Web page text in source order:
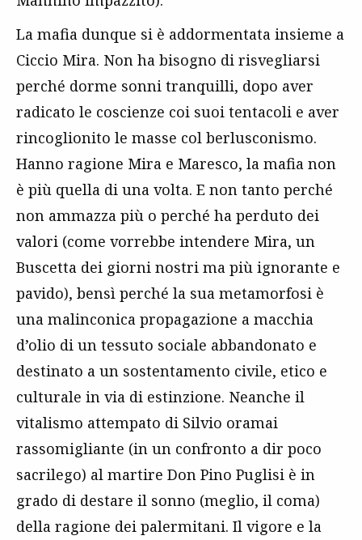
La mafia dunque si è addormentata insieme a
Ciccio Mira. Non ha bisogno di risvegliarsi
perché dorme sonni tranquilli, dopo aver
radicato le coscienze coi suoi tentacoli e aver
rincoglionito le masse col berlusconismo.
Hanno ragione Mira e Maresco, la mafia non
è più quella di una volta. E non tanto perché
non ammazza più o perché ha perduto dei
valori (come vorrebbe intendere Mira, un
Buscetta dei giorni nostri ma più ignorante e
pavido), bensì perché la sua metamorfosi è
una malinconica propagazione a macchia
d’olio di un tessuto sociale abbandonato e
destinato a un sostentamento civile, etico e
culturale in via di estinzione. Neanche il
vitalismo attempato di Silvio oramai
rassomigliante (in un confronto a dir poco
sacrilego) al martire Don Pino Puglisi è in
grado di destare il sonno (meglio, il coma)
della ragione dei palermitani. Il vigore e la